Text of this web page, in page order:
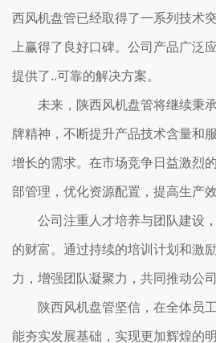
西风机盘管已经取得了一系列技术
上赢得了良好口碑。公司产品广泛
提供了..可靠的解决方案。
未来，陕西风机盘管将继续秉
牌精神，不断提升产品技术含量和
增长的需求。在市场竞争日益激烈
部管理，优化资源配置，提高生产
公司注重人才培养与团队建设
的财富。通过持续的培训计划和激
力，增强团队凝聚力，共同推动公
陕西风机盘管坚信，在全体员
能夯实发展基础，实现更加辉煌的